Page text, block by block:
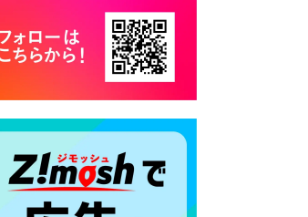
平日夜間開庁の案内
2026年7月22日 令和８年度
「こども文化パスポート事
2026年7月21日 卜仙の郷 お
盆期間の営業時間のお知らせ
2026年7月17日 バス経路検索
のご利用案内